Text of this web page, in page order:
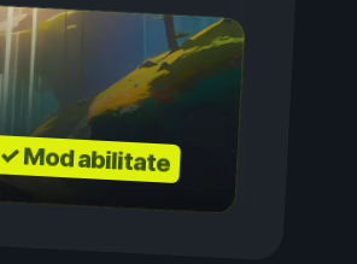
✓ Mod abilitate